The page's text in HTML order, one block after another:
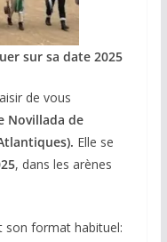
sur sa date 2025
de vous
Novillada de
Elle se
, dans les arènes
son format habituel: